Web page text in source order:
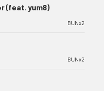
(feat. yum8)
BUNx2
BUNx2